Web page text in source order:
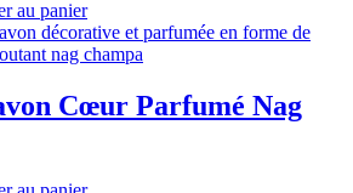
au panier
Cœur Parfumé Nag